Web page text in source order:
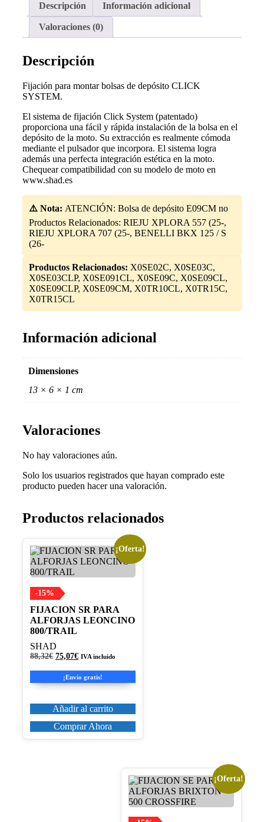
QJ
MOTOR
/
cantidad
Descripción Información adicional
Valoraciones (0)
Descripción
Fijación para montar bolsas de depósito CLICK
SYSTEM.
El sistema de fijación Click System (patentado)
proporciona una fácil y rápida instalación de la bolsa en el
depósito de la moto. Su extracción es realmente cómoda
mediante el pulsador que incorpora. El sistema logra
además una perfecta integración estética en la moto.
Chequear compatibilidad con su modelo de moto en
www.shad.es
⚠️ Nota: ATENCIÓN: Bolsa de depósito E09CM no
Productos Relacionados: RIEJU XPLORA 557 (25-,
RIEJU XPLORA 707 (25-, BENELLI BKX 125 / S
(26-
Productos Relacionados: X0SE02C, X0SE03C,
X0SE03CLP, X0SE091CL, X0SE09C, X0SE09CL,
X0SE09CLP, X0SE09CM, X0TR10CL, X0TR15C,
X0TR15CL
Información adicional
Dimensiones
13 × 6 × 1 cm
Valoraciones
No hay valoraciones aún.
Solo los usuarios registrados que hayan comprado este
producto pueden hacer una valoración.
Productos relacionados
¡Oferta!
-15%
FIJACION SR PARA
ALFORJAS LEONCINO
800/TRAIL
SHAD
88,32€ El
original
era:
75,07€El
actual
es:
IVA incluido
¡Envío gratis!
Añadir al carrito
Comprar Ahora
¡Oferta!